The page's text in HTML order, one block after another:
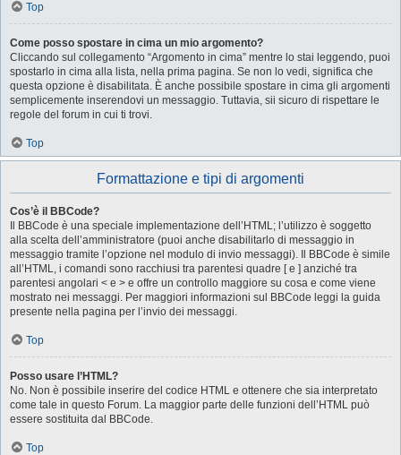
Top
Come posso spostare in cima un mio argomento?
Cliccando sul collegamento “Argomento in cima” mentre lo stai leggendo, puoi
spostarlo in cima alla lista, nella prima pagina. Se non lo vedi, significa che
questa opzione è disabilitata. È anche possibile spostare in cima gli argomenti
semplicemente inserendovi un messaggio. Tuttavia, sii sicuro di rispettare le
regole del forum in cui ti trovi.
Top
Formattazione e tipi di argomenti
Cos’è il BBCode?
Il BBCode è una speciale implementazione dell’HTML; l’utilizzo è soggetto
alla scelta dell’amministratore (puoi anche disabilitarlo di messaggio in
messaggio tramite l’opzione nel modulo di invio messaggi). Il BBCode è simile
all’HTML, i comandi sono racchiusi tra parentesi quadre [ e ] anziché tra
parentesi angolari < e > e offre un controllo maggiore su cosa e come viene
mostrato nei messaggi. Per maggiori informazioni sul BBCode leggi la guida
presente nella pagina per l’invio dei messaggi.
Top
Posso usare l’HTML?
No. Non è possibile inserire del codice HTML e ottenere che sia interpretato
come tale in questo Forum. La maggior parte delle funzioni dell’HTML può
essere sostituita dal BBCode.
Top